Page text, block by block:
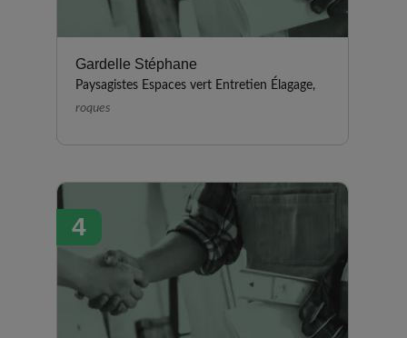
Gardelle Stéphane
Paysagistes Espaces vert Entretien Élagage,
roques
4